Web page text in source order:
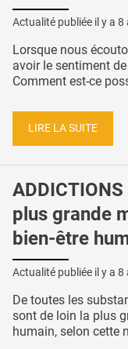
Actualité publiée il y a 8
Lorsque nous
avoir le sentiment
Comment est-ce
LIRE LA SUITE
plus grande
bien-être
Actualité publiée il y a 8
De toutes les
sont de loin la plus
humain, selon cette